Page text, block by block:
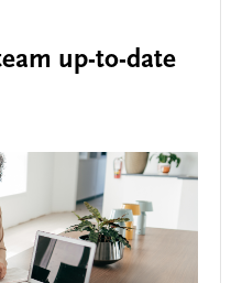
up-to-date